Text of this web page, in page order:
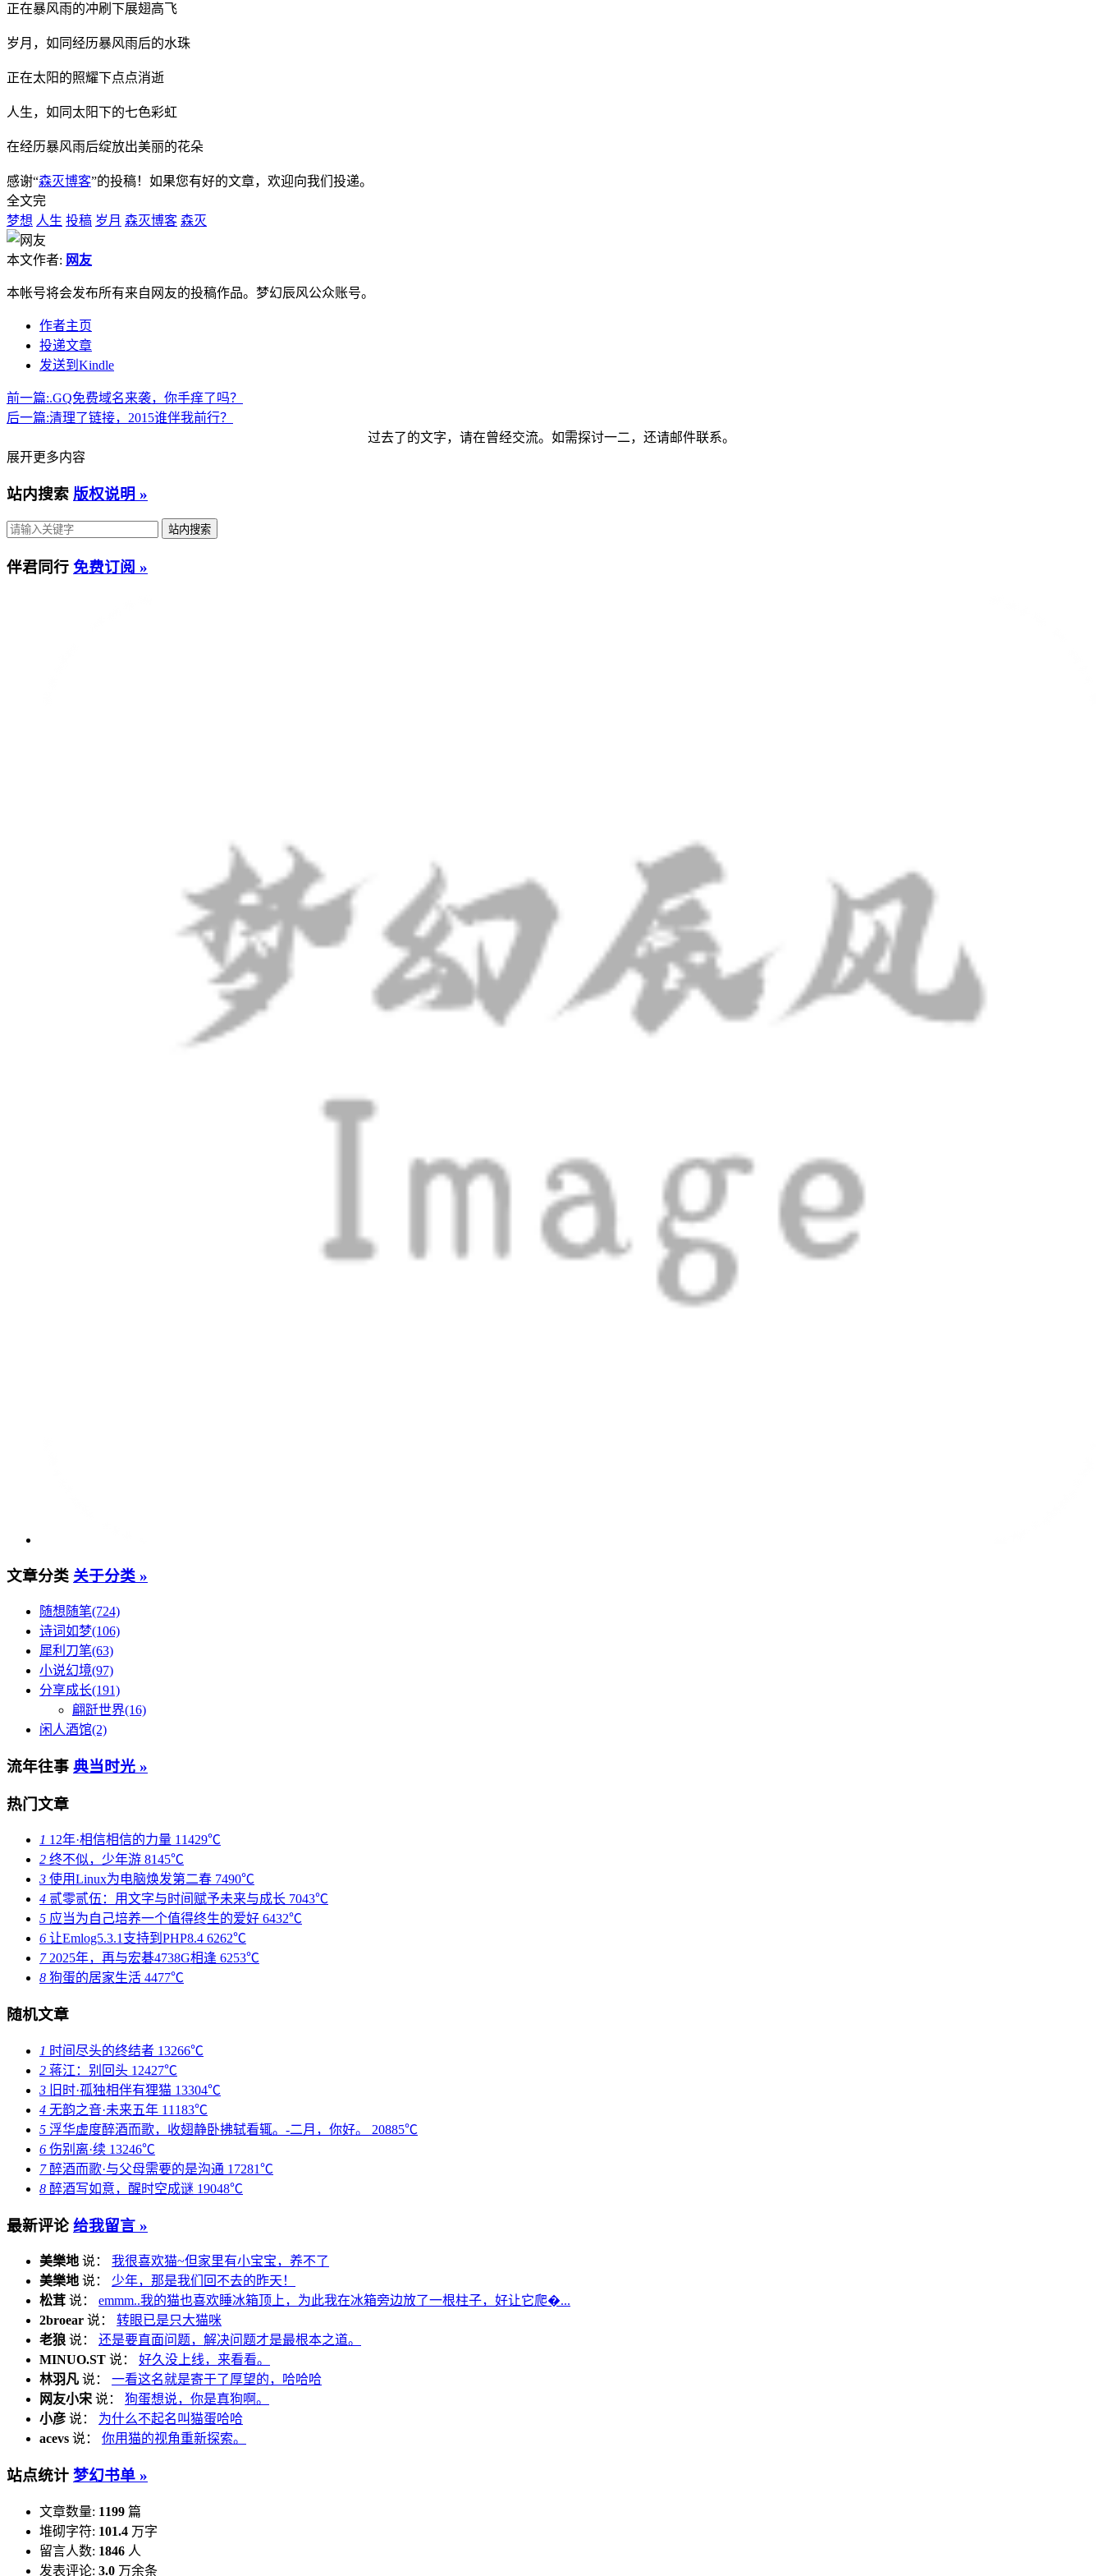
正在暴风雨的冲刷下展翅高飞
岁月，如同经历暴风雨后的水珠
正在太阳的照耀下点点消逝
人生，如同太阳下的七色彩虹
在经历暴风雨后绽放出美丽的花朵
感谢“森灭博客”的投稿！如果您有好的文章，欢迎向我们投递。
全文完
梦想 人生 投稿 岁月 森灭博客 森灭
本文作者: 网友
本帐号将会发布所有来自网友的投稿作品。梦幻辰风公众账号。
作者主页
投递文章
发送到Kindle
前一篇:.GQ免费域名来袭，你手痒了吗？
后一篇:清理了链接，2015谁伴我前行？
过去了的文字，请在曾经交流。如需探讨一二，还请邮件联系。
展开更多内容
站内搜索 版权说明 »
伴君同行 免费订阅 »
文章分类 关于分类 »
随想随笔(724)
诗词如梦(106)
犀利刀笔(63)
小说幻境(97)
分享成长(191)
翩跹世界(16)
闲人酒馆(2)
流年往事 典当时光 »
热门文章
1 12年·相信相信的力量 11429℃
2 终不似，少年游 8145℃
3 使用Linux为电脑焕发第二春 7490℃
4 贰零贰伍：用文字与时间赋予未来与成长 7043℃
5 应当为自己培养一个值得终生的爱好 6432℃
6 让Emlog5.3.1支持到PHP8.4 6262℃
72025年，再与宏碁4738G相逢 6253℃
8 狗蛋的居家生活 4477℃
随机文章
1 时间尽头的终结者 13266℃
2 蒋江：别回头 12427℃
3 旧时·孤独相伴有狸猫 13304℃
4 无韵之音·未来五年 11183℃
5 浮华虚度醉酒而歌，收翅静卧拂轼看辄。-二月，你好。 20885℃
6 伤别离·续 13246℃
7醉酒而歌·与父母需要的是沟通 17281℃
8 醉酒写如意，醒时空成谜 19048℃
最新评论 给我留言 »
美樂地 说： 我很喜欢猫~但家里有小宝宝，养不了
美樂地 说： 少年，那是我们回不去的昨天！
松茸 说： emmm..我的猫也喜欢睡冰箱顶上，为此我在冰箱旁边放了一根柱子，好让它爬�...
2broear 说： 转眼已是只大猫咪
老狼 说： 还是要直面问题，解决问题才是最根本之道。
MINUO.ST 说： 好久没上线，来看看。
林羽凡 说： 一看这名就是寄于了厚望的，哈哈哈
网友小宋 说： 狗蛋想说，你是真狗啊。
小彦 说： 为什么不起名叫猫蛋哈哈
acevs 说： 你用猫的视角重新探索。
站点统计 梦幻书单 »
文章数量: 1199 篇
堆砌字符: 101.4 万字
留言人数: 1846 人
发表评论: 3.0 万余条